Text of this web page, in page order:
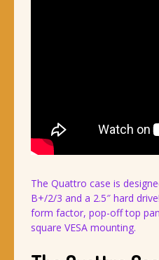
The Quattro case is
B+/2/3 and a 2.5″ hard
form factor, pop-off top
square VESA mounting.